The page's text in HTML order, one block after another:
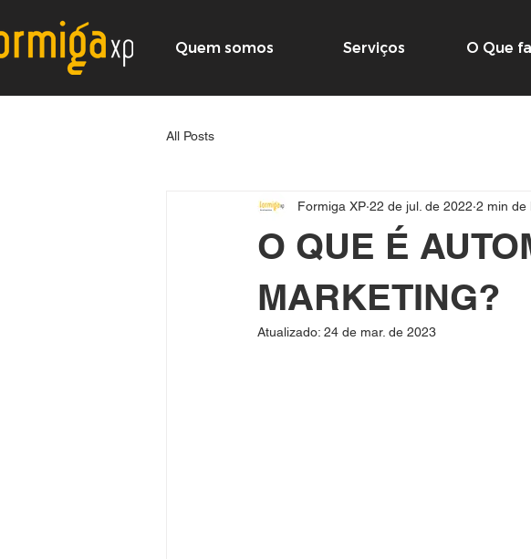
Quem somos Serviços O Que
All Posts
O QUE É
MARKETING?
Formiga XP 22 de jul. de 2022 2 min de
Atualizado: 24 de mar. de 2023